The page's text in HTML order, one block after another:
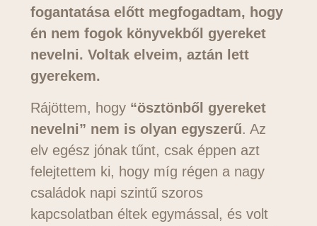
fogantatása előtt megfogadtam, hogy
én nem fogok könyvekből gyereket
nevelni. Voltak elveim, aztán lett
gyerekem.
Rájöttem, hogy “ösztönből gyereket
nevelni” nem is olyan egyszerű. Az
elv egész jónak tűnt, csak éppen azt
felejtettem ki, hogy míg régen a nagy
családok napi szintű szoros
kapcsolatban éltek egymással, és volt